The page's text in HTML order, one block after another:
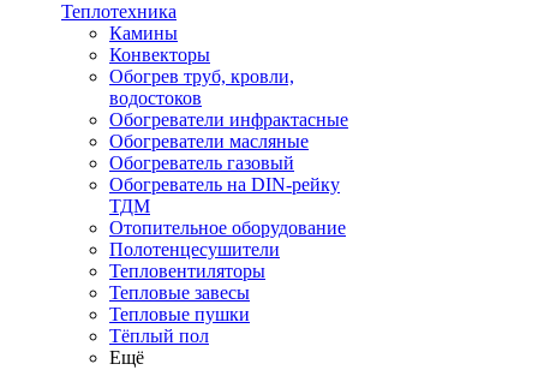
Теплотехника
Камины
Конвекторы
Обогрев труб, кровли,
водостоков
Обогреватели инфрактасные
Обогреватели масляные
Обогреватель газовый
Обогреватель на DIN-рейку
ТДМ
Отопительное оборудование
Полотенцесушители
Тепловентиляторы
Тепловые завесы
Тепловые пушки
Тёплый пол
Ещё